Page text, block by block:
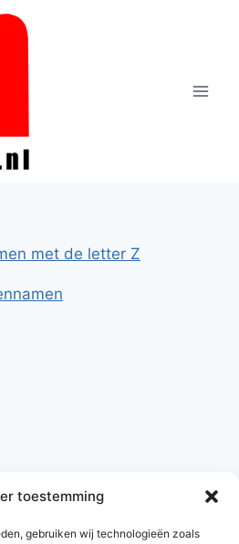
toestemming
gebruiken wij technologieën zoals
met de letter Z